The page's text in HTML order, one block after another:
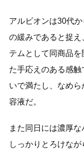
アルビオンは30代
の緩みであると捉え
テムとして同商品
た手応えのある感
いで満たし、なめ
容液だ。
また同日には濃厚
しっかりとろけな